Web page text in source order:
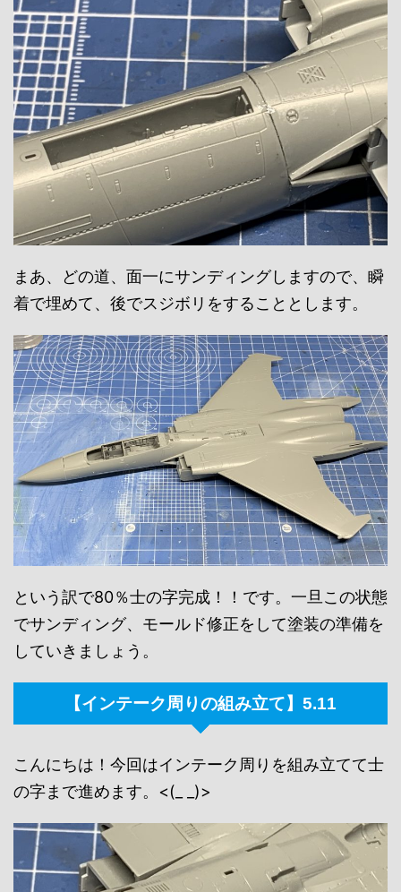
まあ、どの道、面一にサンディングしますので、瞬
着で埋めて、後でスジボリをすることとします。
という訳で80％士の字完成！！です。一旦この状態
でサンディング、モールド修正をして塗装の準備を
していきましょう。
【インテーク周りの組み立て】5.11
こんにちは！今回はインテーク周りを組み立てて士
の字まで進めます。<(_ _)>